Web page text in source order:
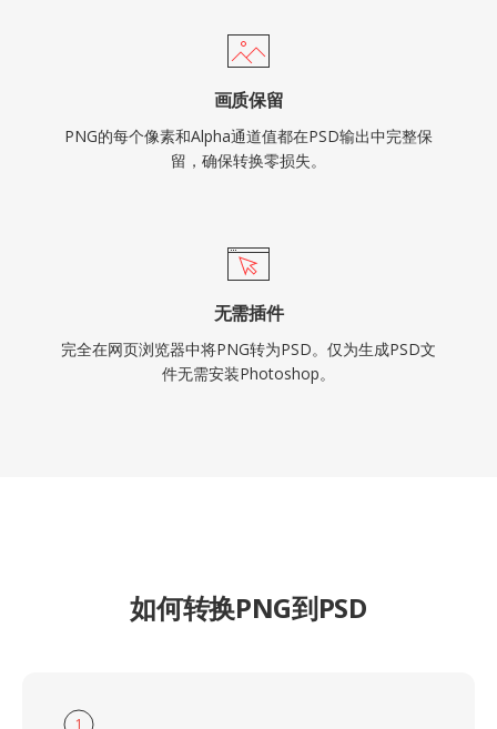
画质保留
PNG的每个像素和Alpha通道值都在PSD输出中完整保
留，确保转换零损失。
无需插件
完全在网页浏览器中将PNG转为PSD。仅为生成PSD文
件无需安装Photoshop。
如何转换PNG到PSD
1